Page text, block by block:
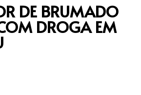
DE BRUMADO
DROGA EM